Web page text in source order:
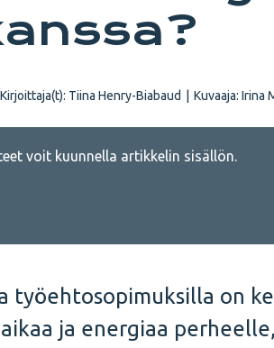
Kirjoittaja(t): Tiina Henry-Biabaud Kuvaaja: Irina
voit kuunnella artikkelin sisällön.
on
ja energiaa